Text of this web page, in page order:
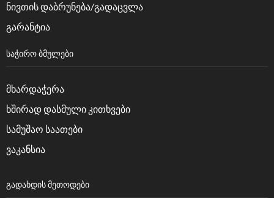
ნივთის დაბრუნება/გადაცვლა
გარანტია
ᲡᲐᲭᲘᲠᲝ ᲑᲛᲣᲚᲔᲑᲘ
მხარდაჭერა
ხშირად დასმული კითხვები
სამუშაო საათები
ვაკანსია
ᲒᲐᲓᲐᲮᲓᲘᲡ ᲛᲔᲗᲝᲓᲔᲑᲘ